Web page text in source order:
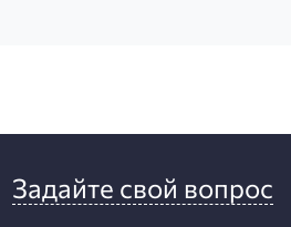
Задайте свой вопрос